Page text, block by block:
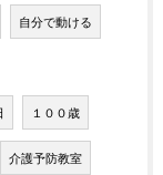
自分で動ける
１００歳
介護予防教室